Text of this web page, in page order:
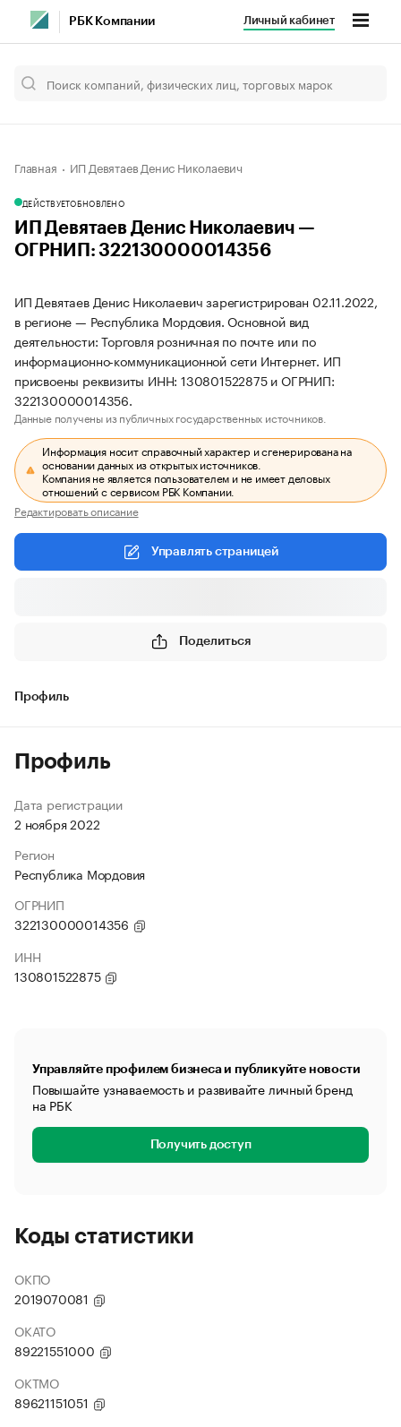
РБК Компании Личный кабинет
Главная ИП Девятаев Денис Николаевич
ДЕЙСТВУЕТОБНОВЛЕНО
ИП Девятаев Денис Николаевич —
ОГРНИП: 322130000014356
ИП Девятаев Денис Николаевич зарегистрирован 02.11.2022,
в регионе — Республика Мордовия. Основной вид
деятельности: Торговля розничная по почте или по
информационно-коммуникационной сети Интернет. ИП
присвоены реквизиты ИНН: 130801522875 и ОГРНИП:
322130000014356.
Данные получены из публичных государственных источников.
Информация носит справочный характер и сгенерирована на
основании данных из открытых источников.
Компания не является пользователем и не имеет деловых
отношений с сервисом РБК Компании.
Редактировать описание
Управлять страницей
Поделиться
Профиль
Профиль
Дата регистрации
2 ноября 2022
Регион
Республика Мордовия
ОГРНИП
322130000014356
ИНН
130801522875
Управляйте профилем бизнеса и публикуйте новости
Повышайте узнаваемость и развивайте личный бренд
на РБК
Получить доступ
Коды статистики
ОКПО
2019070081
ОКАТО
89221551000
ОКТМО
89621151051